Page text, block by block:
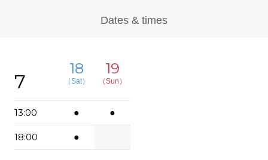
Dates & times
7
18
（Sat）
19
（Sun）
13:00 ● ●
18:00 ●